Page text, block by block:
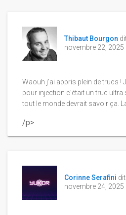
Thibaut Bourgon
novembre 22, 2025
Waouh j’ai appris plein de trucs !
pour injection c’était un truc ultra
tout le monde devrait savoir ça.
/p>
Corinne Serafini dit:
novembre 24, 2025